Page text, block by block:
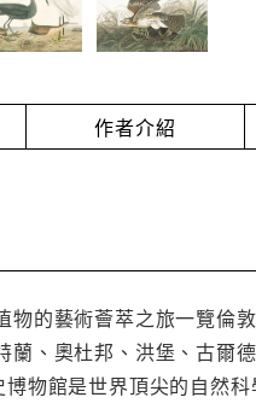
作者介紹
的藝術薈萃之旅一覽倫
、奧杜邦、洪堡、古爾
館是世界頂尖的自然科